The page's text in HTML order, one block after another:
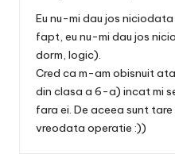
Eu nu-mi dau jos
fapt, eu nu-mi dau jos
dorm, logic).
Cred ca m-am obisnuit
din clasa a 6-a) incat mi
fara ei. De aceea sunt
vreodata operatie :))